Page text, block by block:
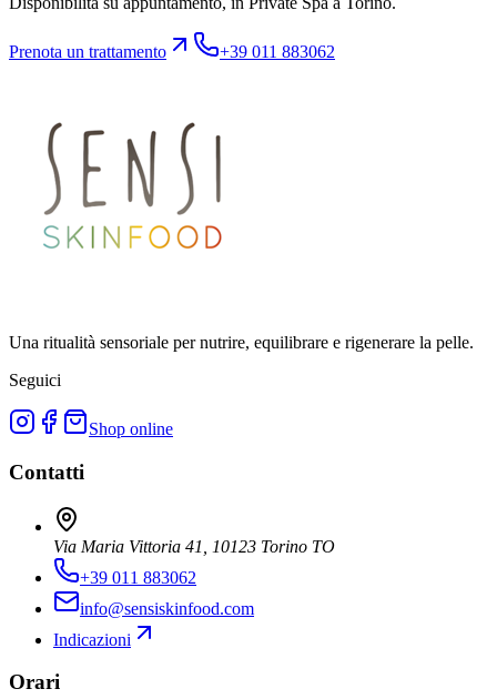
Prenota un trattamento +39 011 883062
Una ritualità sensoriale per nutrire, equilibrare e rigenerare la pelle.
Seguici
Shop online
Contatti
Via Maria Vittoria 41, 10123 Torino TO
+39 011 883062
info@sensiskinfood.com
Indicazioni
Orari